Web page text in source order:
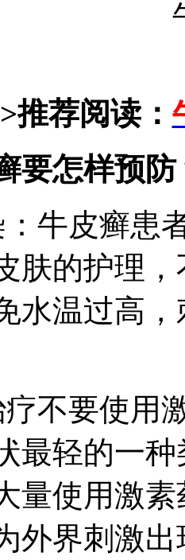
推荐阅读：
要怎样预防
牛皮癣患
肤的护理
水温过高
不要使用
最轻的一
量使用激
外界刺激